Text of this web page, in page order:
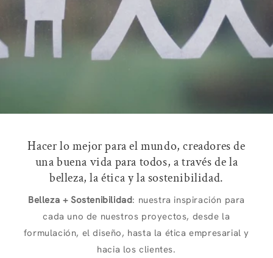
Hacer lo mejor para el mundo, creadores de
una buena vida para todos, a través de la
belleza, la ética y la sostenibilidad.
Belleza + Sostenibilidad: nuestra inspiración para
cada uno de nuestros proyectos, desde la
formulación, el diseño, hasta la ética empresarial y
hacia los clientes.